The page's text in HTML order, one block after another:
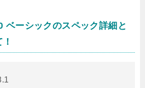
ーシックのスペック詳細と